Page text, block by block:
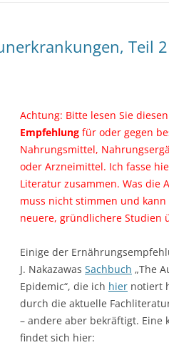
Teil 2
Achtung: Bitte lesen Sie
Empfehlung für oder gegen
Nahrungsmittel,
oder Arzneimittel. Ich fasse
Literatur zusammen. Was die
muss nicht stimmen und kann
neuere, gründlichere Studien
Einige der
J. Nakazawas Sachbuch „The
Epidemic“, die ich hier notiert
durch die aktuelle
– andere aber bekräftigt. Eine
findet sich hier: